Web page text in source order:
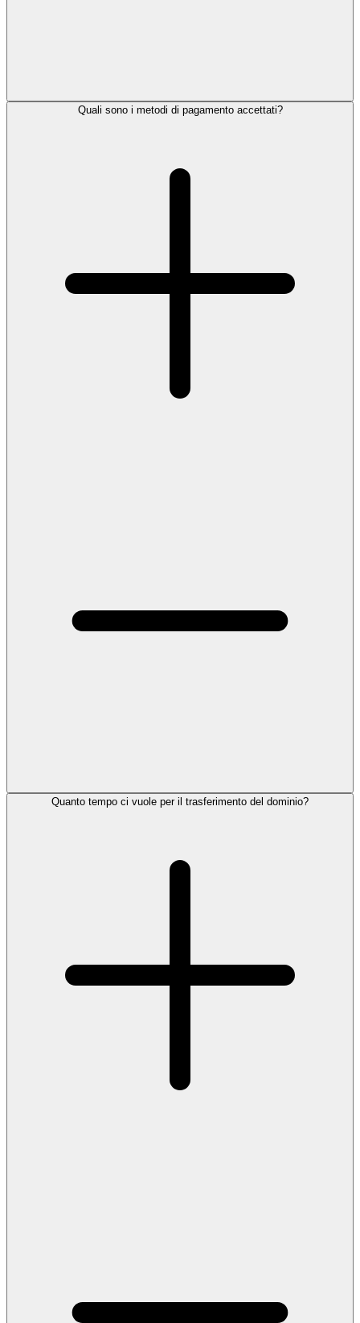
Quali sono i metodi di pagamento accettati?
Quanto tempo ci vuole per il trasferimento del dominio?